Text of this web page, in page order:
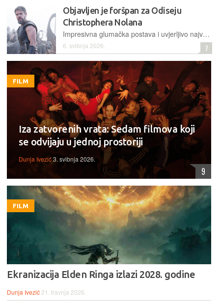
Objavljen je foršpan za Odiseju
Christophera Nolana
Impresivna glumačka postava i uvjerljivo najveći budžet Nolanove karijere obećavaju epski povijesni spektakl
6. svibnja 2026. 7
FILM
Iza zatvorenih vrata: Sedam filmova koji
se odvijaju u jednoj prostoriji
Dunja Ivezić3. svibnja 2026.
9
FILM
Ekranizacija Elden Ringa izlazi 2028. godine
Dunja Ivezić 21. travnja 2026.